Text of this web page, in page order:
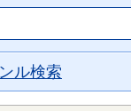
ル検索